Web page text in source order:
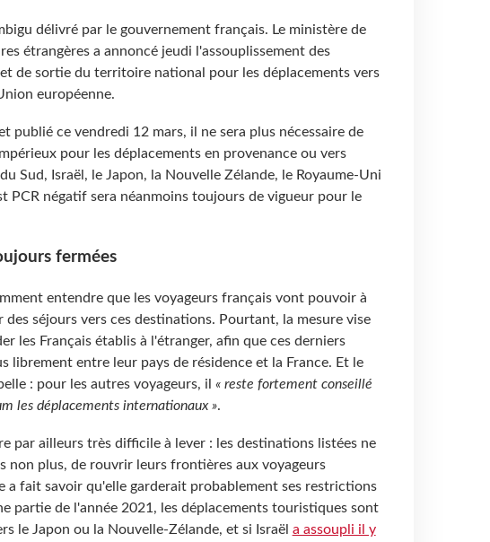
délivré par le gouvernement français. Le ministère de
étrangères a annoncé jeudi l'assouplissement des
de sortie du territoire national pour les déplacements vers
européenne.
publié ce vendredi 12 mars, il ne sera plus nécessaire de
pour les déplacements en provenance ou vers
du Sud, Israël, le Japon, la Nouvelle Zélande, le Royaume-Uni
PCR négatif sera néanmoins toujours de vigueur pour le
fermées
entendre que les voyageurs français vont pouvoir à
des séjours vers ces destinations. Pourtant, la mesure vise
les Français établis à l'étranger, afin que ces derniers
librement entre leur pays de résidence et la France. Et le
: pour les autres voyageurs, il « reste fortement conseillé
les déplacements internationaux ».
par ailleurs très difficile à lever : les destinations listées ne
non plus, de rouvrir leurs frontières aux voyageurs
a fait savoir qu'elle garderait probablement ses restrictions
partie de l'année 2021, les déplacements touristiques sont
le Japon ou la Nouvelle-Zélande, et si Israël a assoupli il y